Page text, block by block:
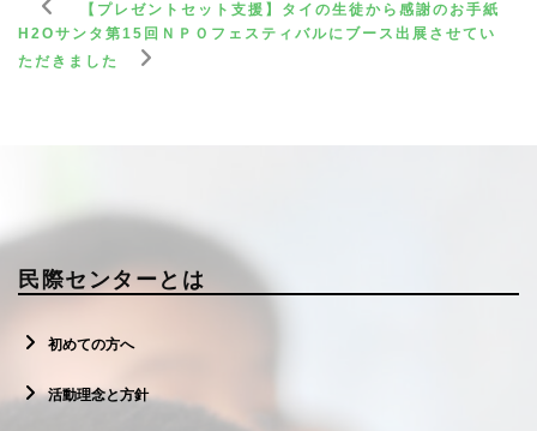
【プレゼントセット支援】タイの生徒から感謝のお手紙
H2Oサンタ第15回ＮＰＯフェスティバルにブース出展させてい
ただきました
民際センターとは
初めての方へ
活動理念と方針